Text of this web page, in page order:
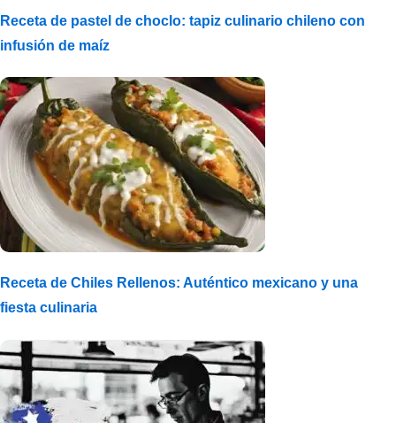
Receta de pastel de choclo: tapiz culinario chileno con
infusión de maíz
Receta de Chiles Rellenos: Auténtico mexicano y una
fiesta culinaria